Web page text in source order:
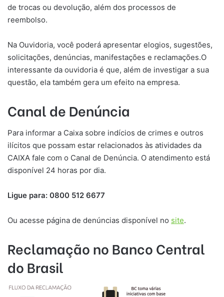
de trocas ou devolução, além dos processos de
reembolso.
Na Ouvidoria, você poderá apresentar elogios, sugestões,
solicitações, denúncias, manifestações e reclamações.O
interessante da ouvidoria é que, além de investigar a sua
questão, ela também gera um efeito na empresa.
Canal de Denúncia
Para informar a Caixa sobre indícios de crimes e outros
ilícitos que possam estar relacionados às atividades da
CAIXA fale com o Canal de Denúncia. O atendimento está
disponível 24 horas por dia.
Ligue para: 0800 512 6677
Ou acesse página de denúncias disponível no site. ​
Reclamação no Banco Central
do Brasil